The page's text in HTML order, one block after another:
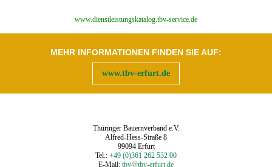
‍www.dienstleistungskatalog.tbv-service.de
MEHR INFORMATIONEN FINDEN SIE AUF:
www.tbv-erfurt.de
Thüringer Bauernverband e.V.
Alfred-Hess-Straße 8
99094 Erfurt
Tel.: +49 (0)361 262 532 00
E-Mail: tbv@tbv-erfurt.de